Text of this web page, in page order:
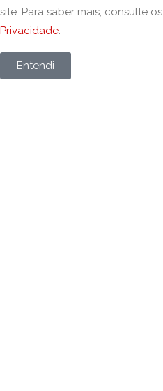
site. Para saber mais, consulte os
Privacidade.
Entendi